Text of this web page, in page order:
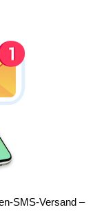
SMS-Versand –